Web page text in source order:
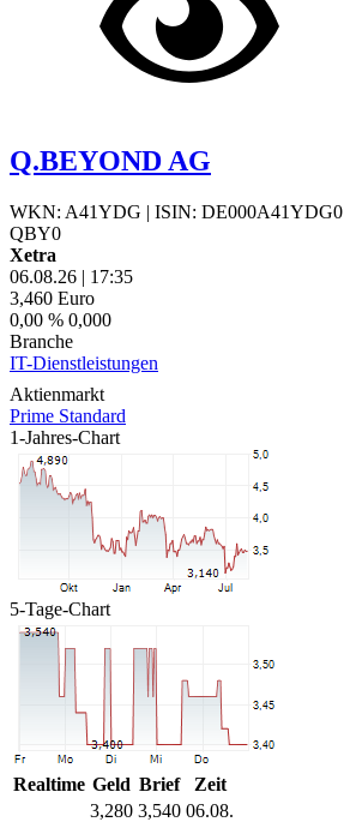
Q.BEYOND AG
WKN: A41YDG | ISIN: DE000A41YDG0
QBY0
Xetra
06.08.26 | 17:35
3,460 Euro
0,00 % 0,000
Branche
IT-Dienstleistungen
Aktienmarkt
Prime Standard
1-Jahres-Chart
5-Tage-Chart
Realtime Geld Brief
Zeit
3,280 3,540 06.08.